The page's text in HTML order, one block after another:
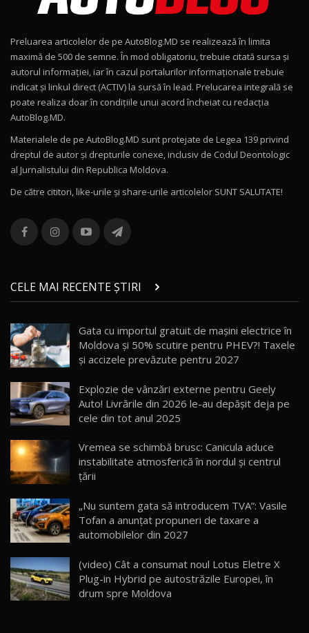
15:22
Mercedes-AMG E 53 HYBRID 4MATIC+ / Test
Drive AutoBlog.MD
16:27
11
Noul Volvo ES90 / Test Drive AutoBlog.MD
12
Noul MG HS / Test Drive AutoBlog.MD
16:48
13
combină aventura cu luxul / AutoBlog.MD
36:08
chinez care face lumea să se întoarcă după el
/ AutoBlog.MD
17:27
15 14:37
16
AutoBlogMD
13:10
17
30:08
Noul Geely EX5 EM-i care a cucerit Moldova
AutoBlog.MD
23:36
20
Noul ZEEKR 7X / Test Drive AutoBlog.MD
29:08
Preluarea articolelor de pe AutoBlog.MD se realizează în limita
maximă de 500 de semne. În mod obligatoriu, trebuie citată sursa și
autorul informației, iar în cazul portalurilor informaționale trebuie
indicat și linkul direct (ACTIV) la sursă în lead. Prelucarea integrală se
poate realiza doar în condițiile unui acord încheiat cu redacţia
AutoBlog.MD.
Materialele de pe AutoBlog.MD sunt protejate de Legea 139 privind
dreptul de autor și drepturile conexe, inclusiv de Codul Deontologic
al Jurnalistului din Republica Moldova.
De către cititori, like-urile şi share-urile articolelor SUNT SALUTATE!
CELE MAI RECENTE ȘTIRI
Gata cu importul gratuit de mașini electrice în
Moldova și 50% scutire pentru PHEV?! Taxele
și accizele prevăzute pentru 2027
Explozie de vânzări externe pentru Geely
Auto! Livrările din 2026 le-au depășit deja pe
cele din tot anul 2025
Vremea se schimbă brusc: Canicula aduce
instabilitate atmosferică în nordul și centrul
țării
„Nu suntem gata să introducem TVA”: Vasile
Tofan a anunțat propuneri de taxare a
automobilelor din 2027
(video) Cât a consumat noul Lotus Eletre X
Plug-in Hybrid pe autostrăzile Europei, în
drum spre Moldova